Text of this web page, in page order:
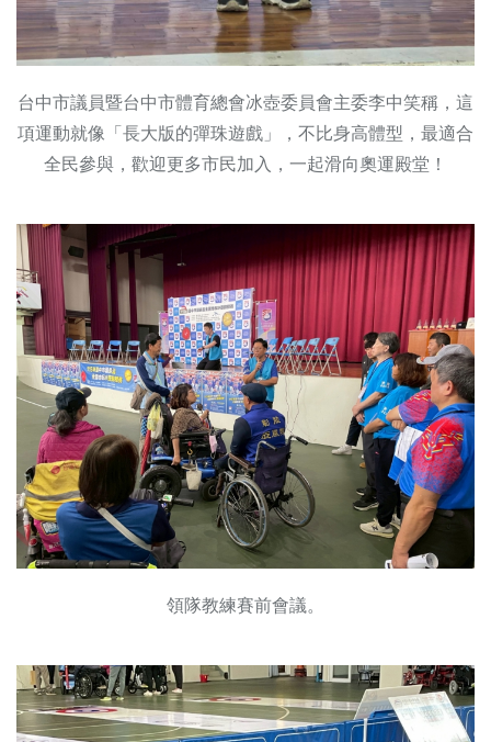
台中市議員暨台中市體育總會冰壺委員會主委李中笑稱，這
項運動就像「長大版的彈珠遊戲」，不比身高體型，最適合
全民參與，歡迎更多市民加入，一起滑向奧運殿堂！
領隊教練賽前會議。